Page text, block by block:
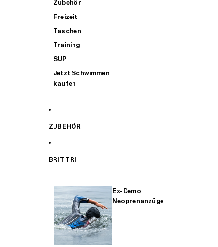
Zubehör
Freizeit
Taschen
Training
SUP
Jetzt Schwimmen
kaufen
ZUBEHÖR
BRIT TRI
Ex-Demo
Neoprenanzüge